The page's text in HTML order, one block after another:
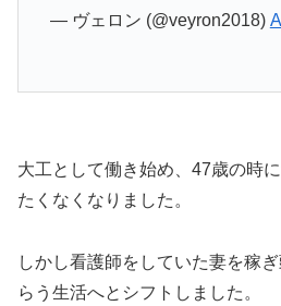
— ヴェロン (@veyron2018)
大工として働き始め、47歳の時
たくなくなりました。
しかし看護師をしていた妻を稼
らう生活へとシフトしました。